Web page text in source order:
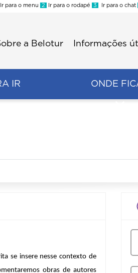
Ir para o menu 2 Ir para o rodapé 3 Ir para o chat
a Belotur Informações
IR ONDE
se insere nesse contexto de
obras de autores